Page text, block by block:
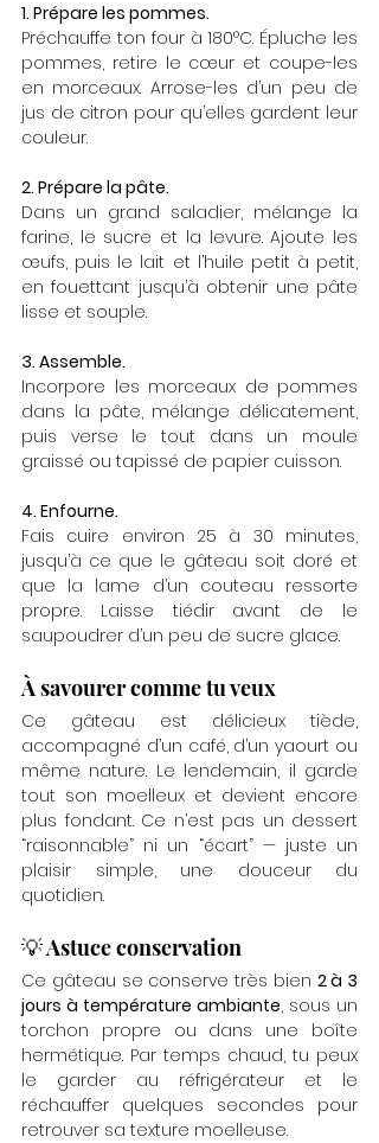
1. Prépare les pommes.
Préchauffe ton four à 180°C. Épluche les
pommes, retire le cœur et coupe-les
en morceaux. Arrose-les d’un peu de
jus de citron pour qu’elles gardent leur
couleur.
2. Prépare la pâte.
Dans un grand saladier, mélange la
farine, le sucre et la levure. Ajoute les
œufs, puis le lait et l’huile petit à petit,
en fouettant jusqu’à obtenir une pâte
lisse et souple.
3. Assemble.
Incorpore les morceaux de pommes
dans la pâte, mélange délicatement,
puis verse le tout dans un moule
graissé ou tapissé de papier cuisson.
4. Enfourne.
Fais cuire environ 25 à 30 minutes,
jusqu’à ce que le gâteau soit doré et
que la lame d’un couteau ressorte
propre. Laisse tiédir avant de le
saupoudrer d’un peu de sucre glace.
À savourer comme tu veux
Ce gâteau est délicieux tiède,
accompagné d’un café, d’un yaourt ou
même nature. Le lendemain, il garde
tout son moelleux et devient encore
plus fondant. Ce n’est pas un dessert
“raisonnable” ni un “écart” — juste un
plaisir simple, une douceur du
quotidien.
💡 Astuce conservation
Ce gâteau se conserve très bien 2 à 3
jours à température ambiante, sous un
torchon propre ou dans une boîte
hermétique. Par temps chaud, tu peux
le garder au réfrigérateur et le
réchauffer quelques secondes pour
retrouver sa texture moelleuse.